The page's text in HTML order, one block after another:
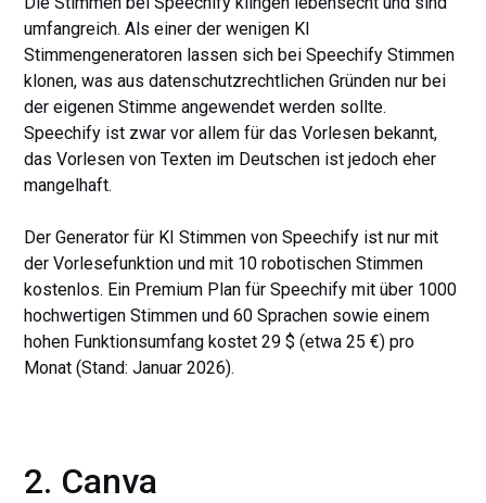
umfangreich. Als einer der wenigen KI
Stimmengeneratoren lassen sich bei Speechify Stimmen
klonen, was aus datenschutzrechtlichen Gründen nur bei
der eigenen Stimme angewendet werden sollte.
Speechify ist zwar vor allem für das Vorlesen bekannt,
das Vorlesen von Texten im Deutschen ist jedoch eher
mangelhaft.
Der Generator für KI Stimmen von Speechify ist nur mit
der Vorlesefunktion und mit 10 robotischen Stimmen
kostenlos. Ein Premium Plan für Speechify mit über 1000
hochwertigen Stimmen und 60 Sprachen sowie einem
hohen Funktionsumfang kostet 29 $ (etwa 25 €) pro
Monat (Stand: Januar 2026).
2. Canva